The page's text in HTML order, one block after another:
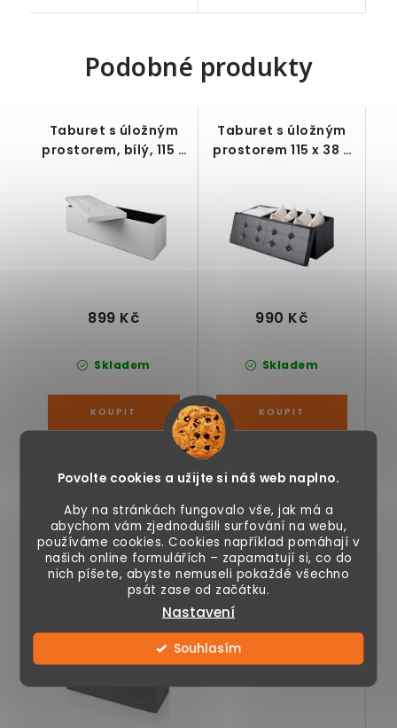
Povolte cookies a užijte si náš web naplno.
Aby na stránkách fungovalo vše, jak má a
abychom vám zjednodušili surfování na webu,
používáme cookies. Cookies například pomáhají v
našich online formulářích – zapamatují si, co do
nich píšete, abyste nemuseli pokaždé všechno
psát zase od začátku.
Nastavení
Souhlasím
Podobné produkty
Taburet s úložným
prostorem, bílý, 115 x
Skladem
899 Kč
taburet 2v1 sedací
lavice a box s
úložným
prostorem, bílý.
Taburet s úložným
prostorem 115 x 38 x
Skladem
990 Kč
taburet 2v1 sedací
lavice a box s
úložným
prostorem, černý.
Taburet s úložným
prostorem 78 x 38 x
38 cm šedý textil
Mini taburet /
stolička na
nožičkách s úložným
prostorem